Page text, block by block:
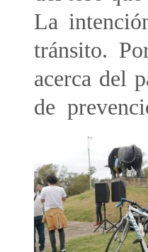
La
tránsito.
acerca del
de